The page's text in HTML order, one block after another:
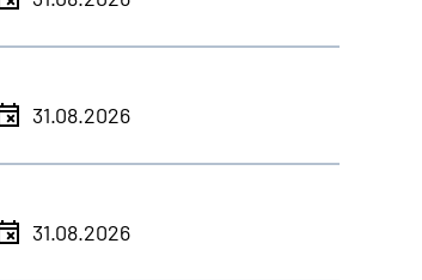
31.08.2026
31.08.2026